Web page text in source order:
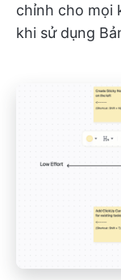
chỉnh cho mọi
khi sử dụng